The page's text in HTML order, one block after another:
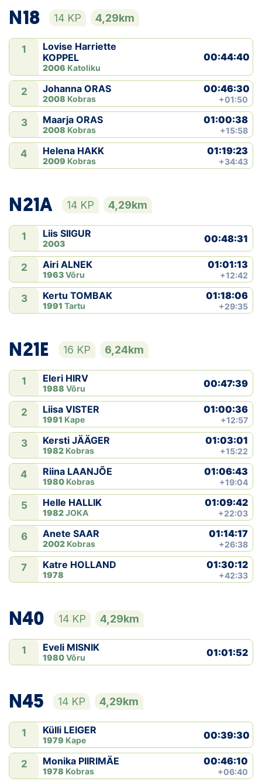
N18 14 KP 4,29km
1
Lovise Harriette
KOPPEL
2006 Katoliku
00:44:40
2 Johanna ORAS
2008 Kobras
00:46:30
+01:50
3 Maarja ORAS
2008 Kobras
01:00:38
+15:58
4 Helena HAKK
2009 Kobras
01:19:23
+34:43
N21A 14 KP 4,29km
1 Liis SIIGUR
2003 00:48:31
2 Airi ALNEK
1963Võru
01:01:13
+12:42
3 Kertu TOMBAK
1991 Tartu
01:18:06
+29:35
N21E 16 KP 6,24km
1 Eleri HIRV
1988 Võru 00:47:39
2 Liisa VISTER
1991 Kape
01:00:36
+12:57
3 Kersti JÄÄGER
1982 Kobras
01:03:01
+15:22
4 Riina LAANJÕE
1980 Kobras
01:06:43
+19:04
5 Helle HALLIK
1982JOKA
01:09:42
+22:03
6 Anete SAAR
2002 Kobras
01:14:17
+26:38
7 Katre HOLLAND
1978
01:30:12
+42:33
N40 14 KP 4,29km
1 Eveli MISNIK
1980Võru 01:01:52
N45 14 KP 4,29km
1 Külli LEIGER
1979 Kape 00:39:30
2 Monika PIIRIMÄE
1978 Kobras
00:46:10
+06:40